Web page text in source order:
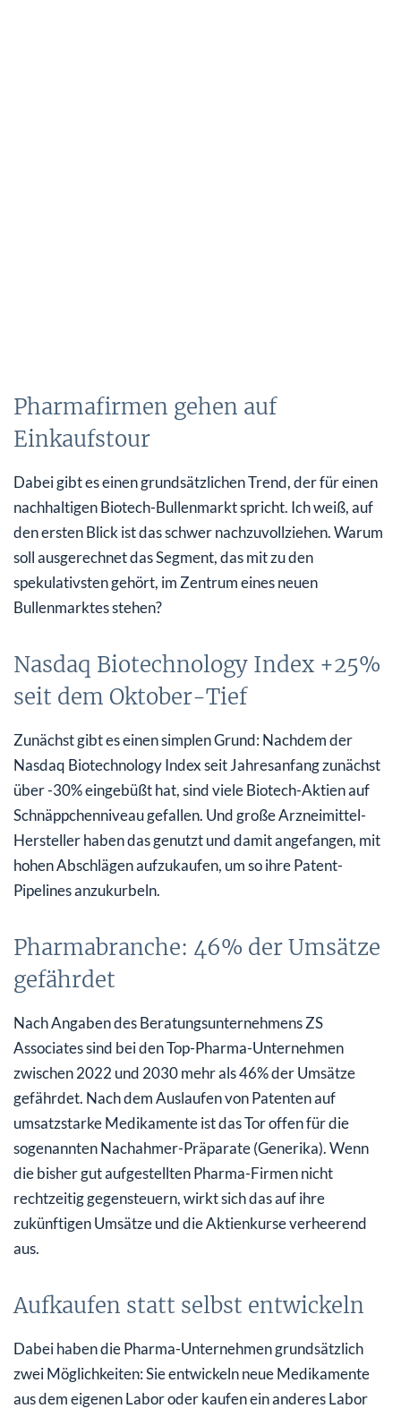
Pharmafirmen gehen auf
Einkaufstour
Dabei gibt es einen grundsätzlichen Trend, der für einen
nachhaltigen Biotech-Bullenmarkt spricht. Ich weiß, auf
den ersten Blick ist das schwer nachzuvollziehen. Warum
soll ausgerechnet das Segment, das mit zu den
spekulativsten gehört, im Zentrum eines neuen
Bullenmarktes stehen?
Nasdaq Biotechnology Index +25%
seit dem Oktober-Tief
Zunächst gibt es einen simplen Grund: Nachdem der
Nasdaq Biotechnology Index seit Jahresanfang zunächst
über -30% eingebüßt hat, sind viele Biotech-Aktien auf
Schnäppchenniveau gefallen. Und große Arzneimittel-
Hersteller haben das genutzt und damit angefangen, mit
hohen Abschlägen aufzukaufen, um so ihre Patent-
Pipelines anzukurbeln.
Pharmabranche: 46% der Umsätze
gefährdet
Nach Angaben des Beratungsunternehmens ZS
Associates sind bei den Top-Pharma-Unternehmen
zwischen 2022 und 2030 mehr als 46% der Umsätze
gefährdet. Nach dem Auslaufen von Patenten auf
umsatzstarke Medikamente ist das Tor offen für die
sogenannten Nachahmer-Präparate (Generika). Wenn
die bisher gut aufgestellten Pharma-Firmen nicht
rechtzeitig gegensteuern, wirkt sich das auf ihre
zukünftigen Umsätze und die Aktienkurse verheerend
aus.
Aufkaufen statt selbst entwickeln
Dabei haben die Pharma-Unternehmen grundsätzlich
zwei Möglichkeiten: Sie entwickeln neue Medikamente
aus dem eigenen Labor oder kaufen ein anderes Labor